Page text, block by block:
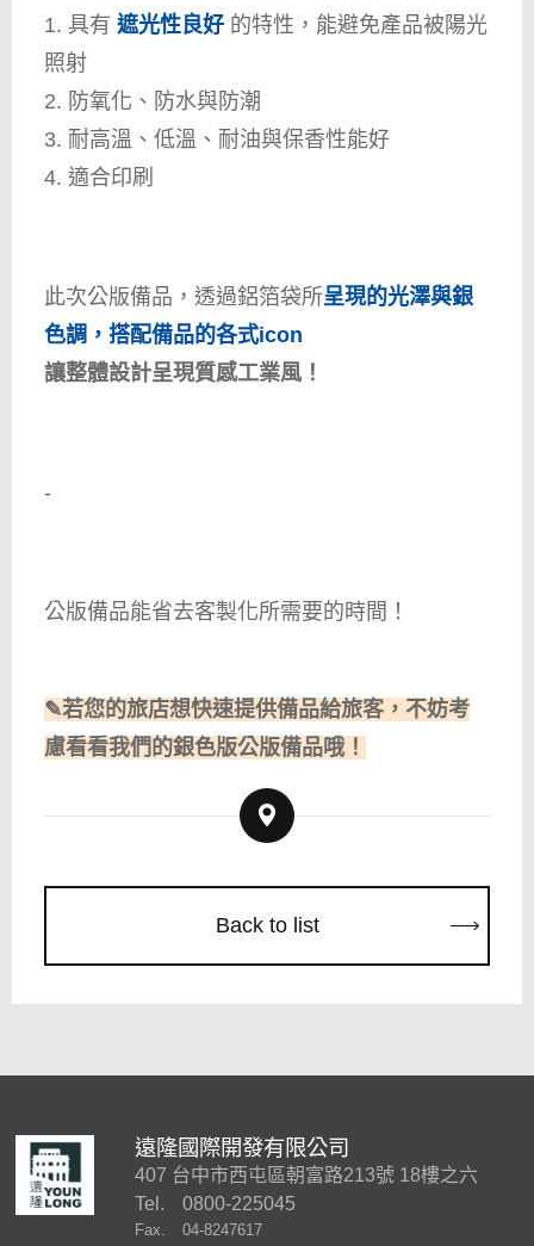
1. 具有 遮光性良好 的特性，能避免產品被陽光
照射
2. 防氧化、防水與防潮
3. 耐高溫、低溫、耐油與保香性能好
4. 適合印刷
此次公版備品，透過鋁箔袋所呈現的光澤與銀
色調，搭配備品的各式icon
讓整體設計呈現質感工業風！
-
公版備品能省去客製化所需要的時間！
✎若您的旅店想快速提供備品給旅客，不妨考
慮看看我們的銀色版公版備品哦！
Back to list
遠隆國際開發有限公司
407 台中市西屯區朝富路213號 18樓之六
Tel.
0800-225045
Fax. 04-8247617